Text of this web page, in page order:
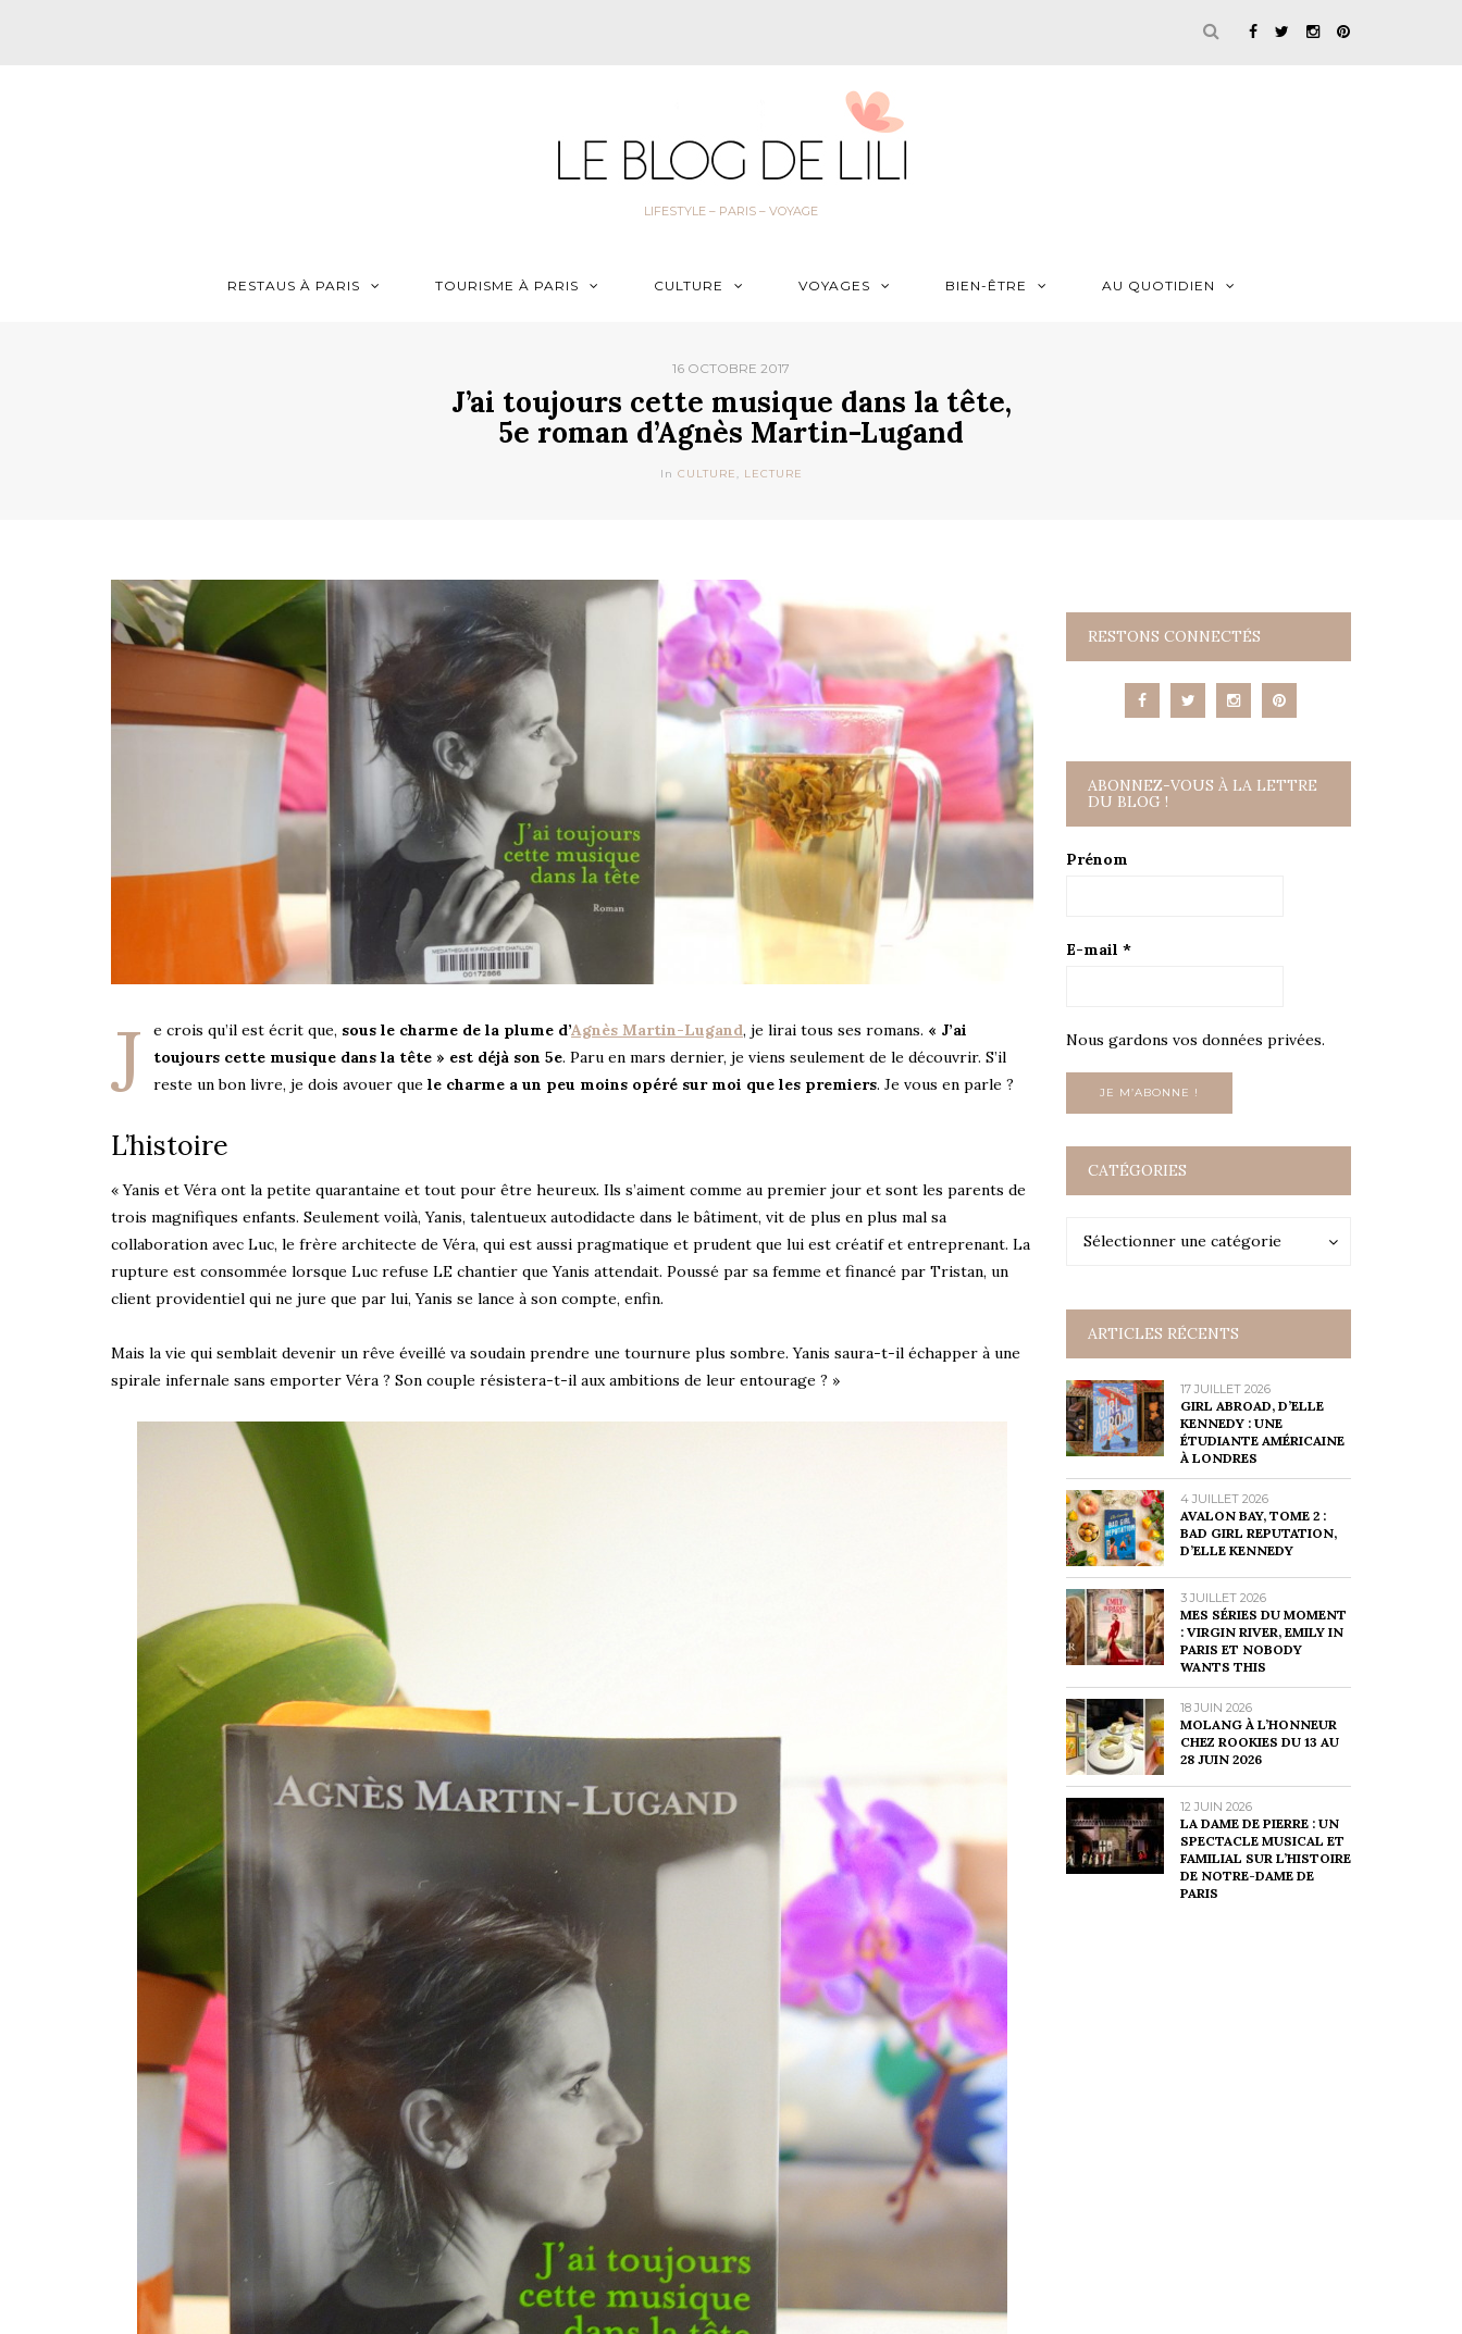
LIFESTYLE – PARIS – VOYAGE
RESTAUS À PARIS TOURISME À PARIS CULTURE VOYAGES BIEN-ÊTRE AU QUOTIDIEN
16 OCTOBRE 2017
J’ai toujours cette musique dans la tête,
5e roman d’Agnès Martin-Lugand
In CULTURE, LECTURE
J e crois qu’il est écrit que, sous le charme de la plume d’Agnès Martin-Lugand, je lirai tous ses romans. « J’ai
toujours cette musique dans la tête » est déjà son 5e. Paru en mars dernier, je viens seulement de le découvrir. S’il
reste un bon livre, je dois avouer que le charme a un peu moins opéré sur moi que les premiers. Je vous en parle ?
L’histoire
« Yanis et Véra ont la petite quarantaine et tout pour être heureux. Ils s’aiment comme au premier jour et sont les parents de
trois magnifiques enfants. Seulement voilà, Yanis, talentueux autodidacte dans le bâtiment, vit de plus en plus mal sa
collaboration avec Luc, le frère architecte de Véra, qui est aussi pragmatique et prudent que lui est créatif et entreprenant. La
rupture est consommée lorsque Luc refuse LE chantier que Yanis attendait. Poussé par sa femme et financé par Tristan, un
client providentiel qui ne jure que par lui, Yanis se lance à son compte, enfin.
Mais la vie qui semblait devenir un rêve éveillé va soudain prendre une tournure plus sombre. Yanis saura-t-il échapper à une
spirale infernale sans emporter Véra ? Son couple résistera-t-il aux ambitions de leur entourage ? »
RESTONS CONNECTÉS
ABONNEZ-VOUS À LA LETTRE
DU BLOG !
Prénom
E-mail *
Nous gardons vos données privées.
CATÉGORIES
Sélectionner une catégorie
Catégories
ARTICLES RÉCENTS
17 JUILLET 2026
GIRL ABROAD, D’ELLE
KENNEDY : UNE
ÉTUDIANTE AMÉRICAINE
À LONDRES
4 JUILLET 2026
AVALON BAY, TOME 2 :
BAD GIRL REPUTATION,
D’ELLE KENNEDY
3 JUILLET 2026
MES SÉRIES DU MOMENT
: VIRGIN RIVER, EMILY IN
PARIS ET NOBODY
WANTS THIS
18 JUIN 2026
MOLANG À L’HONNEUR
CHEZ ROOKIES DU 13 AU
28 JUIN 2026
12 JUIN 2026
LA DAME DE PIERRE : UN
SPECTACLE MUSICAL ET
FAMILIAL SUR L’HISTOIRE
DE NOTRE-DAME DE
PARIS